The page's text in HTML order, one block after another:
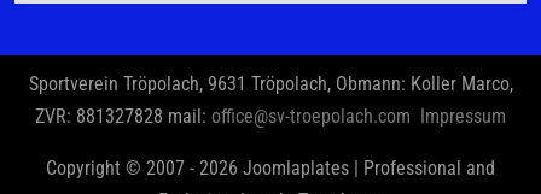
Sportverein Tröpolach, 9631 Tröpolach, Obmann: Koller Marco,
ZVR: 881327828 mail: office@sv-troepolach.com Impressum
Copyright © 2007 - 2026 Joomlaplates | Professional and